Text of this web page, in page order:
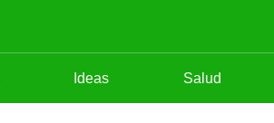
Ideas Salud